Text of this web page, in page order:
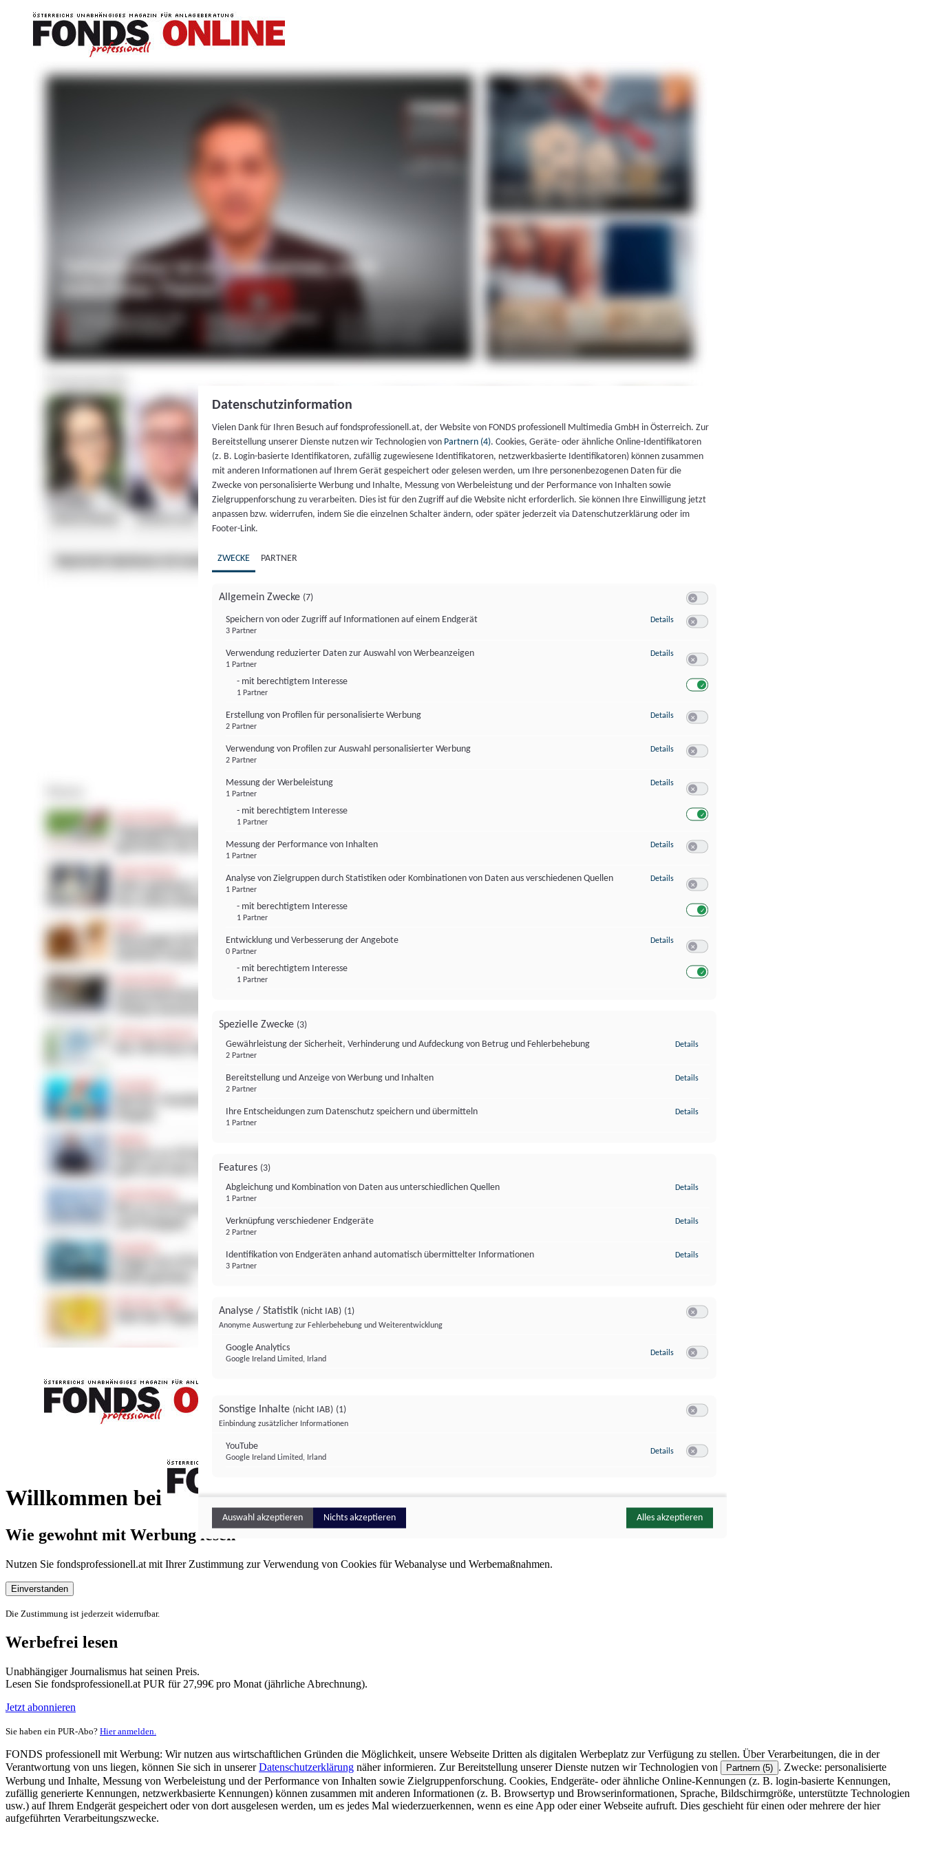
Willkommen bei
FONDS professionell
Wie gewohnt mit Werbung lesen
Nutzen Sie fondsprofessionell.at mit Ihrer Zustimmung zur Verwendung von Cookies für Webanalyse und Werbemaßnahmen.
Einverstanden
Die Zustimmung ist jederzeit widerrufbar.
Werbefrei lesen
Unabhängiger Journalismus hat seinen Preis.
Lesen Sie fondsprofessionell.at PUR für 27,99€ pro Monat (jährliche Abrechnung).
Jetzt abonnieren
Sie haben ein PUR-Abo? Hier anmelden.
FONDS professionell mit Werbung: Wir nutzen aus wirtschaftlichen Gründen die Möglichkeit, unsere Webseite Dritten als digitalen Werbeplatz zur Verfügung zu stellen. Über Verarbeitungen, die in der
Verantwortung von uns liegen, können Sie sich in unsererDatenschutzerklärung näher informieren. Zur Bereitstellung unserer Dienste nutzen wir Technologien von Partnern (5) . Zwecke: personalisierte
Werbung und Inhalte, Messung von Werbeleistung und der Performance von Inhalten sowie Zielgruppenforschung. Cookies, Endgeräte- oder ähnliche Online-Kennungen (z. B. login-basierte Kennungen,
zufällig generierte Kennungen, netzwerkbasierte Kennungen) können zusammen mit anderen Informationen (z. B. Browsertyp und Browserinformationen, Sprache, Bildschirmgröße, unterstützte Technologien
usw.) auf Ihrem Endgerät gespeichert oder von dort ausgelesen werden, um es jedes Mal wiederzuerkennen, wenn es eine App oder einer Webseite aufruft. Dies geschieht für einen oder mehrere der hier
aufgeführten Verarbeitungszwecke.
Datenschutzinformation
Vielen Dank für Ihren Besuch auf fondsprofessionell.at, der Website von FONDS professionell Multimedia GmbH in Österreich. Zur
Bereitstellung unserer Dienste nutzen wir Technologien von Partnern (4). Cookies, Geräte- oder ähnliche Online-Identifikatoren
(z. B. Login-basierte Identifikatoren, zufällig zugewiesene Identifikatoren, netzwerkbasierte Identifikatoren) können zusammen
mit anderen Informationen auf Ihrem Gerät gespeichert oder gelesen werden, um Ihre personenbezogenen Daten für die
Zwecke von personalisierte Werbung und Inhalte, Messung von Werbeleistung und der Performance von Inhalten sowie
Zielgruppenforschung zu verarbeiten. Dies ist für den Zugriff auf die Website nicht erforderlich. Sie können Ihre Einwilligung jetzt
anpassen bzw. widerrufen, indem Sie die einzelnen Schalter ändern, oder später jederzeit via Datenschutzerklärung oder im
Footer-Link.
ZWECKE PARTNER
Allgemein Zwecke (7)
Speichern von oder Zugriff auf Informationen auf einem Endgerät
3 Partner
Details zu Speichern von oder Zugriff auf Informationen auf einem Endgerät
Verwendung reduzierter Daten zur Auswahl von Werbeanzeigen
1 Partner
- mit berechtigtem Interesse
1 Partner
Details zu Verwendung reduzierter Daten zur Auswahl von Werbeanzeigen
Erstellung von Profilen für personalisierte Werbung
2 Partner
Details zu Erstellung von Profilen für personalisierte Werbung
Verwendung von Profilen zur Auswahl personalisierter Werbung
2 Partner
Details zu Verwendung von Profilen zur Auswahl personalisierter Werbung
Messung der Werbeleistung
1 Partner
- mit berechtigtem Interesse
1 Partner
Details zu Messung der Werbeleistung
Messung der Performance von Inhalten
1 Partner
Details zu Messung der Performance von Inhalten
Analyse von Zielgruppen durch Statistiken oder Kombinationen von Daten aus verschiedenen Quellen
1 Partner
- mit berechtigtem Interesse
1 Partner
Details zu Analyse von Zielgruppen durch Statistiken oder Kombinationen von
Entwicklung und Verbesserung der Angebote
0 Partner
- mit berechtigtem Interesse
1 Partner
Details zu Entwicklung und Verbesserung der Angebote
Spezielle Zwecke (3)
Gewährleistung der Sicherheit, Verhinderung und Aufdeckung von Betrug und Fehlerbehebung
2 Partner
Details
Bereitstellung und Anzeige von Werbung und Inhalten
2 Partner
Details
Ihre Entscheidungen zum Datenschutz speichern und übermitteln
1 Partner
Details
Features (3)
Abgleichung und Kombination von Daten aus unterschiedlichen Quellen
1 Partner
Details
Verknüpfung verschiedener Endgeräte
2 Partner
Details
Identifikation von Endgeräten anhand automatisch übermittelter Informationen
3 Partner
Details
Analyse / Statistik (nicht IAB) (1)
Anonyme Auswertung zur Fehlerbehebung und Weiterentwicklung
Google Analytics
Google Ireland Limited, Irland
Details zu Google Analytics
Sonstige Inhalte (nicht IAB) (1)
Einbindung zusätzlicher Informationen
YouTube
Google Ireland Limited, Irland
Details zu YouTube
Auswahl akzeptieren Nichts akzeptieren Alles akzeptieren